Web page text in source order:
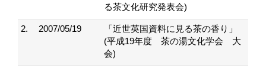
る茶文化研究発表会)
2. 2007/05/19
「近世英国資料に見る茶の香り」
(平成19年度 茶の湯文化学会 大
会)